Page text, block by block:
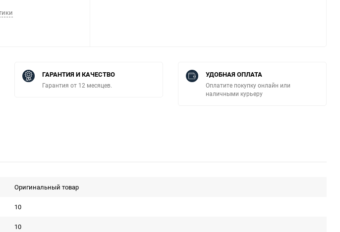
ГАРАНТИЯ И КАЧЕСТВО
Гарантия от 12 месяцев.
УДОБНАЯ ОПЛАТА
Оплатите покупку онлайн или
наличными курьеру
Оригинальный товар
10
10